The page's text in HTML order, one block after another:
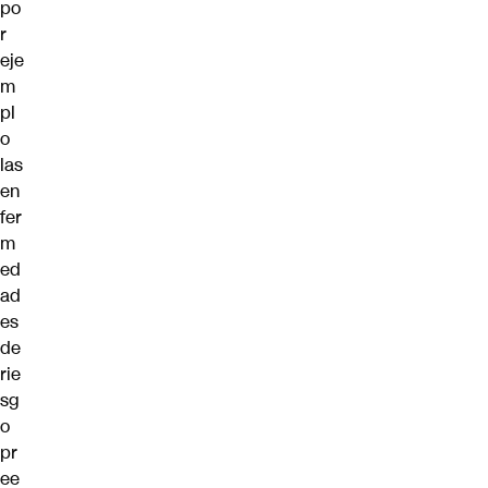
po
r
eje
m
pl
o
las
en
fer
m
ed
ad
es
de
rie
sg
o
pr
ee